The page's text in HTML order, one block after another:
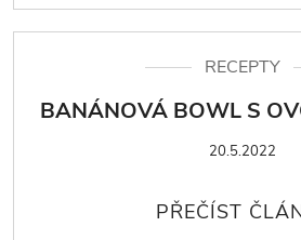
RECEPTY
BANÁNOVÁ BOWL S
20.5.2022